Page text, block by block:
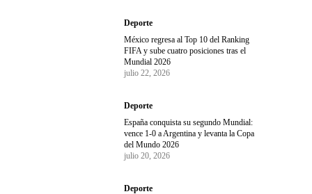
Deporte
México regresa al Top 10 del Ranking
FIFA y sube cuatro posiciones tras el
Mundial 2026
julio 22, 2026
Deporte
España conquista su segundo Mundial:
vence 1-0 a Argentina y levanta la Copa
del Mundo 2026
julio 20, 2026
Deporte